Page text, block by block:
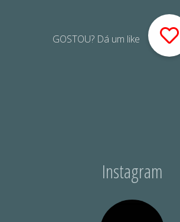
GOSTOU? Dá um like
Instagram